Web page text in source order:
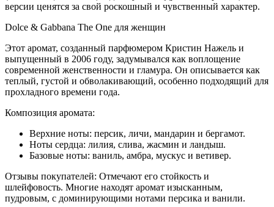
версии ценятся за свой роскошный и чувственный характер.
Dolce & Gabbana The One для женщин
Этот аромат, созданный парфюмером Кристин Нажель и
выпущенный в 2006 году, задумывался как воплощение
современной женственности и гламура. Он описывается как
теплый, густой и обволакивающий, особенно подходящий для
прохладного времени года.
Композиция аромата:
Верхние ноты: персик, личи, мандарин и бергамот.
Ноты сердца: лилия, слива, жасмин и ландыш.
Базовые ноты: ваниль, амбра, мускус и ветивер.
Отзывы покупателей: Отмечают его стойкость и
шлейфовость. Многие находят аромат изысканным,
пудровым, с доминирующими нотами персика и ванили.